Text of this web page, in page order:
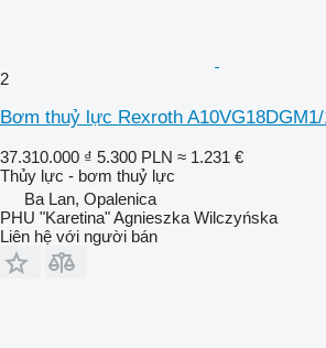
2
Bơm thuỷ lực Rexroth A10VG18DGM1/
37.310.000 ₫ 5.300 PLN ≈ 1.231 €
Thủy lực - bơm thuỷ lực
Ba Lan, Opalenica
PHU "Karetina" Agnieszka Wilczyńska
Liên hệ với người bán